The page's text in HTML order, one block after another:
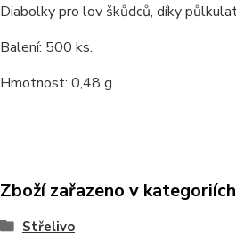
Diabolky pro lov škůdců, díky
Balení: 500 ks.
Hmotnost: 0,48 g.
Zboží zařazeno v kategoriích
Střelivo